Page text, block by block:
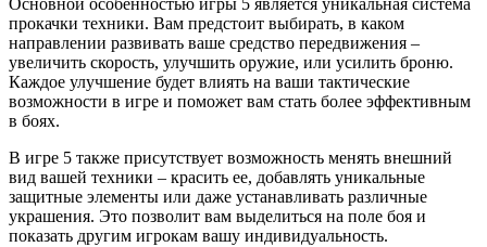
Основной особенностью игры 5 является уникальная система
прокачки техники. Вам предстоит выбирать, в каком
направлении развивать ваше средство передвижения –
увеличить скорость, улучшить оружие, или усилить броню.
Каждое улучшение будет влиять на ваши тактические
возможности в игре и поможет вам стать более эффективным
в боях.
В игре 5 также присутствует возможность менять внешний
вид вашей техники – красить ее, добавлять уникальные
защитные элементы или даже устанавливать различные
украшения. Это позволит вам выделиться на поле боя и
показать другим игрокам вашу индивидуальность.